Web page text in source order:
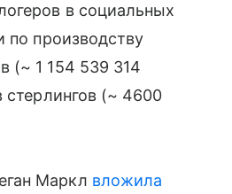
в социальных
по производству
(~ 1 154 539 314
стерлингов (~ 4600
Маркл вложила